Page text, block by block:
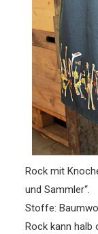
Rock mit
und Sammler“.
Stoffe:
Rock kann